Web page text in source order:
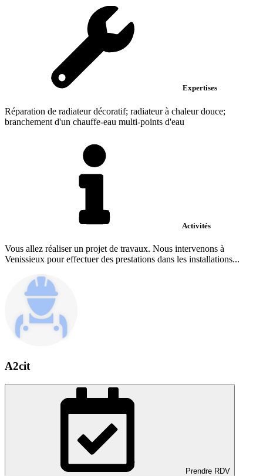
Expertises
Réparation de radiateur décoratif; radiateur à chaleur douce;
branchement d'un chauffe-eau multi-points d'eau
Activités
Vous allez réaliser un projet de travaux. Nous intervenons à
Venissieux pour effectuer des prestations dans les installations...
A2cit
Prendre RDV